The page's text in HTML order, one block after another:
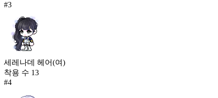
#3
세레나데 헤어(여)
착용 수 13
#4